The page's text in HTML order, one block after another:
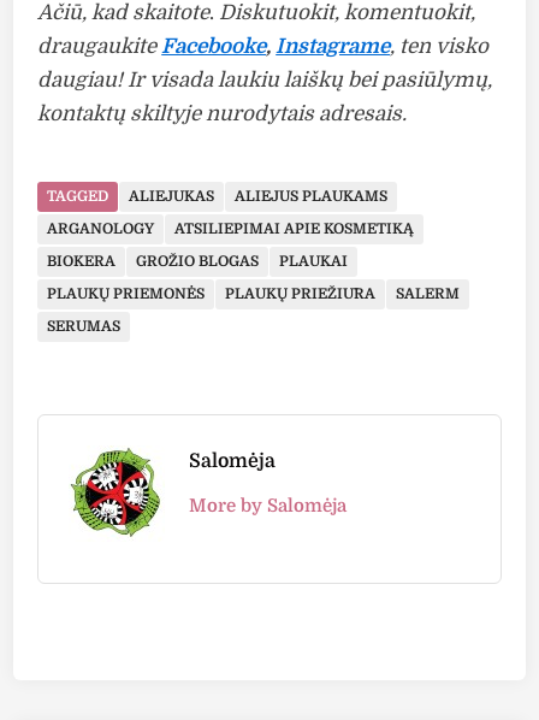
Ačiū, kad skaitote. Diskutuokit, komentuokit,
draugaukiteFacebooke,Instagrame, ten visko
daugiau! Ir visada laukiu laiškų bei pasiūlymų,
kontaktų skiltyje nurodytais adresais.
TAGGED ALIEJUKAS
ALIEJUS PLAUKAMS
ARGANOLOGY
ATSILIEPIMAI APIE KOSMETIKĄ
BIOKERA
GROŽIO BLOGAS
PLAUKAI
PLAUKŲ PRIEMONĖS
PLAUKŲ PRIEŽIŪRA
SALERM
SERUMAS
Salomėja
More by Salomėja